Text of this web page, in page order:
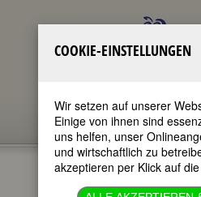
COOKIE-EINSTELLUNGEN
Wir setzen auf unserer
Einige von ihnen sind
uns helfen, unser
und wirtschaftlich zu
akzeptieren per Klick auf